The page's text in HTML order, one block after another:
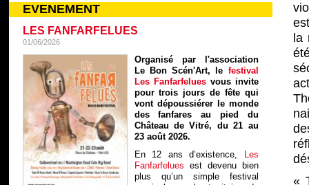
EVENEMENT
LES FANFARFELUES
01/06/2026
Organisé par l'association
Le Bon Scén'Art, le festival
Les Fanfarfelues vous invite
pour trois jours de fête qui
vont dépoussiérer le monde
des fanfares au pied du
Château de Vitré, du 21 au
23 août 2026.
En 12 ans d’existence, Les
Fanfarfelues est devenu bien
plus qu’un simple festival
la
«